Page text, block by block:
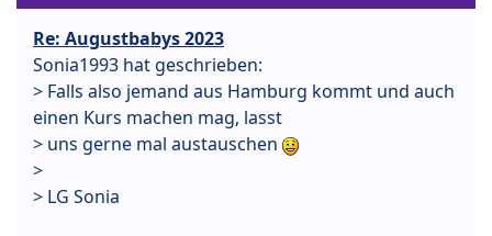
Re: Augustbabys 2023
Sonia1993 hat geschrieben:
> Falls also jemand aus Hamburg kommt und auch
einen Kurs machen mag, lasst
> uns gerne mal austauschen
>
> LG Sonia